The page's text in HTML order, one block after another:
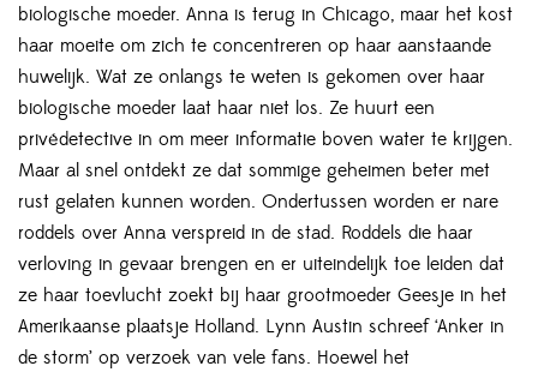
biologische moeder. Anna is terug in Chicago, maar het kost
haar moeite om zich te concentreren op haar aanstaande
huwelijk. Wat ze onlangs te weten is gekomen over haar
biologische moeder laat haar niet los. Ze huurt een
privédetective in om meer informatie boven water te krijgen.
Maar al snel ontdekt ze dat sommige geheimen beter met
rust gelaten kunnen worden. Ondertussen worden er nare
roddels over Anna verspreid in de stad. Roddels die haar
verloving in gevaar brengen en er uiteindelijk toe leiden dat
ze haar toevlucht zoekt bij haar grootmoeder Geesje in het
Amerikaanse plaatsje Holland. Lynn Austin schreef ‘Anker in
de storm’ op verzoek van vele fans. Hoewel het